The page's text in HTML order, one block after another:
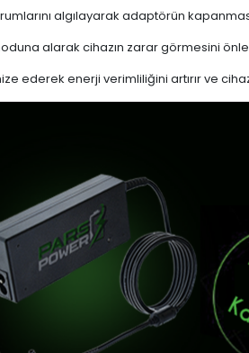
algılayarak adaptörün
alarak cihazın zarar görmesini
ederek enerji verimliliğini artırır ve